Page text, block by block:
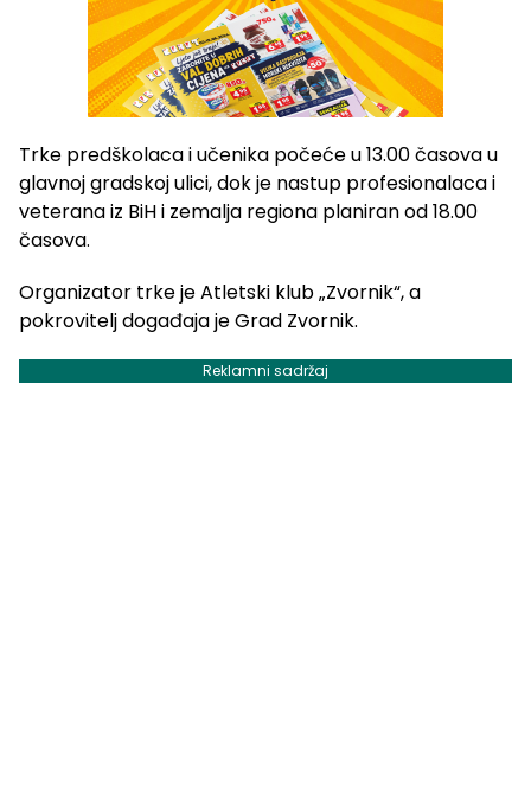
Trke predškolaca i učenika počeće u 13.00 časova u
glavnoj gradskoj ulici, dok je nastup profesionalaca i
veterana iz BiH i zemalja regiona planiran od 18.00
časova.
Organizator trke je Atletski klub „Zvornik“, a
pokrovitelj događaja je Grad Zvornik.
Reklamni sadržaj